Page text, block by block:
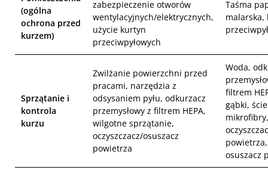
(ogólna
ochrona przed
kurzem)
zabezpieczenie otworów
wentylacyjnych/elektrycznych,
użycie kurtyn
przeciwpyłowych
Taśma
malarska,
Sprzątanie i
kontrola
kurzu
Zwilżanie powierzchni przed
pracami, narzędzia z
odsysaniem pyłu, odkurzacz
przemysłowy z filtrem HEPA,
wilgotne sprzątanie,
oczyszczacz/osuszacz
powietrza
Woda,
filtrem
gąbki,
mikrofibry,
powietrza,
osuszacz